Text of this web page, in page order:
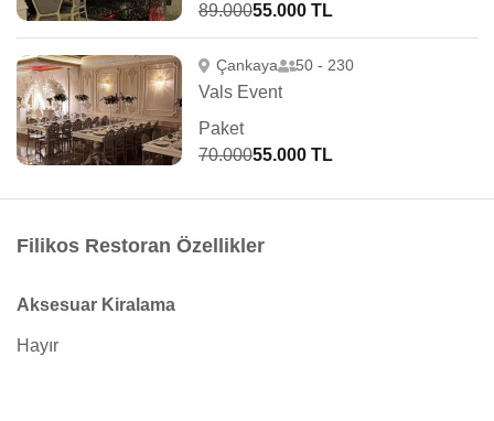
89.00055.000 TL
Çankaya 50 - 230
Vals Event
Paket
70.00055.000 TL
Filikos Restoran Özellikler
Aksesuar Kiralama
Hayır